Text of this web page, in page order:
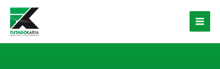
Skip to content